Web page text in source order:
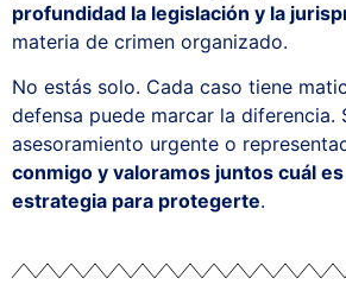
profundidad la legislación y la
materia de crimen organizado.
No estás solo. Cada caso tiene
defensa puede marcar la diferencia.
asesoramiento urgente o
conmigo y valoramos juntos cuál
estrategia para protegerte.